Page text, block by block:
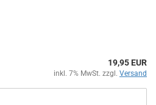
19,95 EUR
inkl. 7% MwSt. zzgl. Versand